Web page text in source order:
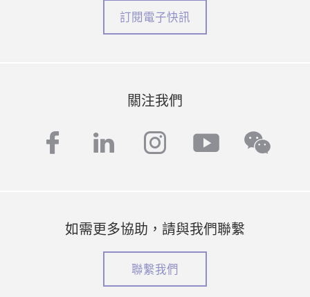
訂閱電子快訊
關注我們
facebook
linkedininstagram
youtube
如需更多協助，請與我們聯繫
聯繫我們